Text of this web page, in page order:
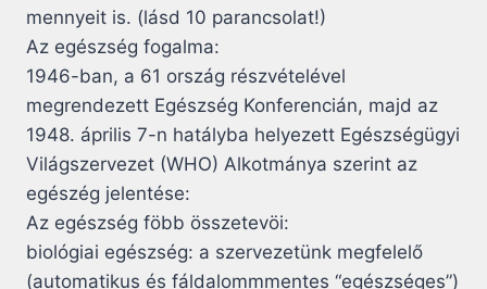
mennyeit is. (lásd 10 parancsolat!)
Az egészség fogalma:
1946-ban, a 61 ország részvételével
megrendezett Egészség Konferencián, majd az
1948. április 7-n hatályba helyezett Egészségügyi
Világszervezet (WHO) Alkotmánya szerint az
egészég jelentése:
Az egészség föbb összetevöi:
biológiai egészség: a szervezetünk megfelelő
(automatikus és fáldalommmentes “egészséges”)